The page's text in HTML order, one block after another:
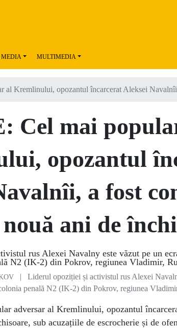
MEDIA MULTIMEDIA
al Kremlinului, opozantul încarcerat Aleksei
Cel mai
opozantul
a fost
ani de
| Liderul opoziției și activistul rus Alexei
penală N2 (IK-2) din Pokrov, regiunea
adversar al Kremlinului, opozantul
sub acuzațiile de escrocherie și de